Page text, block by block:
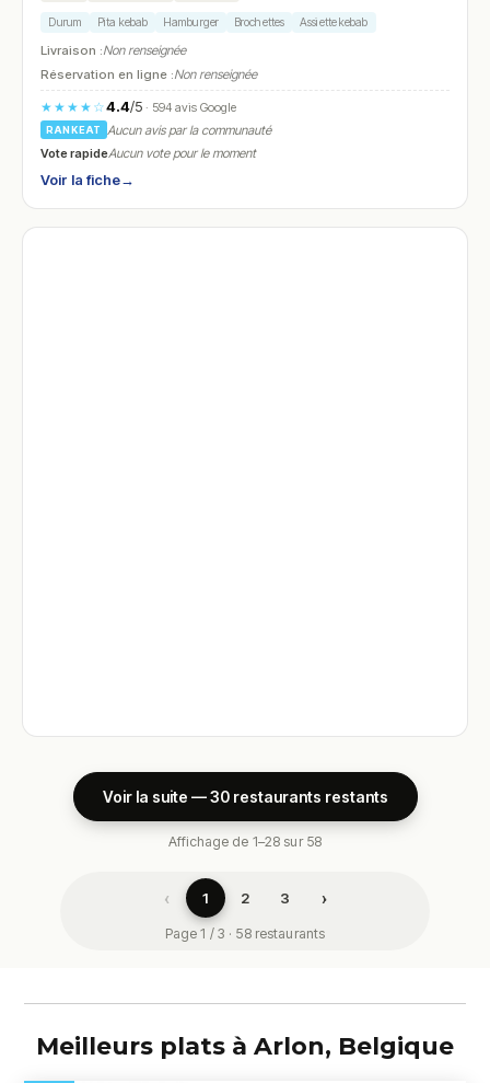
Durum Pita kebab Hamburger Brochettes Assiette kebab
Livraison :Non renseignée
Réservation en ligne :Non renseignée
★★★★☆4.4/5· 594 avis Google
RANKEAT
Aucun avis par la communauté
Vote rapideAucun vote pour le moment
Voir la fiche→
Voir la suite — 30 restaurants restants
Affichage de 1–28 sur 58
‹ 1 2 3 ›
Page 1 / 3 · 58 restaurants
Meilleurs plats à Arlon, Belgique